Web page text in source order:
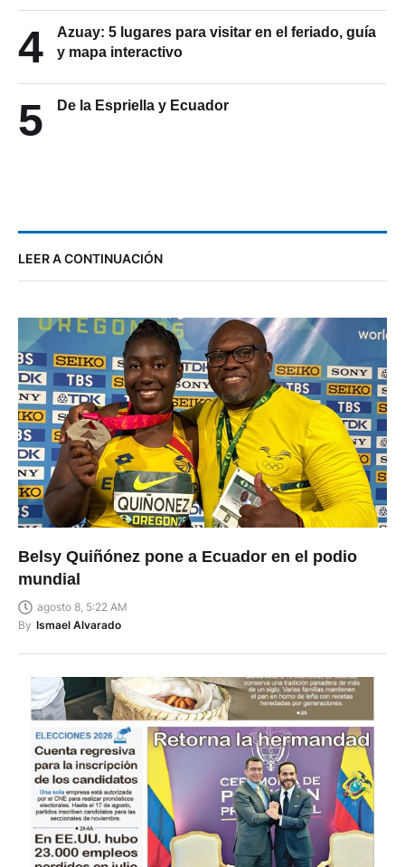
4
Azuay: 5 lugares para visitar en el feriado, guía
y mapa interactivo
5 De la Espriella y Ecuador
LEER A CONTINUACIÓN
Belsy Quiñónez pone a Ecuador en el podio
mundial
agosto 8, 5:22 AM
By Ismael Alvarado